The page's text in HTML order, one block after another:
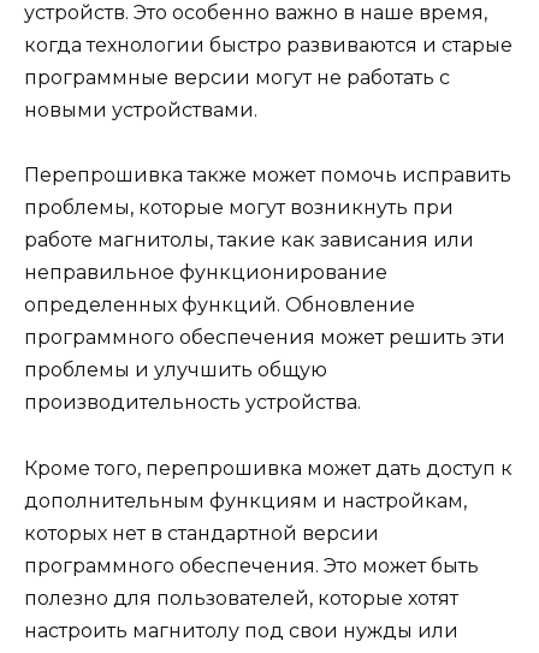
устройств. Это особенно важно в наше время,
когда технологии быстро развиваются и старые
программные версии могут не работать с
новыми устройствами.
Перепрошивка также может помочь исправить
проблемы, которые могут возникнуть при
работе магнитолы, такие как зависания или
неправильное функционирование
определенных функций. Обновление
программного обеспечения может решить эти
проблемы и улучшить общую
производительность устройства.
Кроме того, перепрошивка может дать доступ к
дополнительным функциям и настройкам,
которых нет в стандартной версии
программного обеспечения. Это может быть
полезно для пользователей, которые хотят
настроить магнитолу под свои нужды или